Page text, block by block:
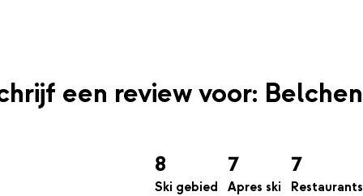
een review voor: Belchen
8
Ski gebied
7
Apres ski
7
Restaurants